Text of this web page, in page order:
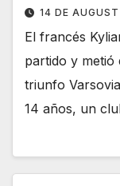
14 DE
El francés
partido y metió
triunfo
14 años, un